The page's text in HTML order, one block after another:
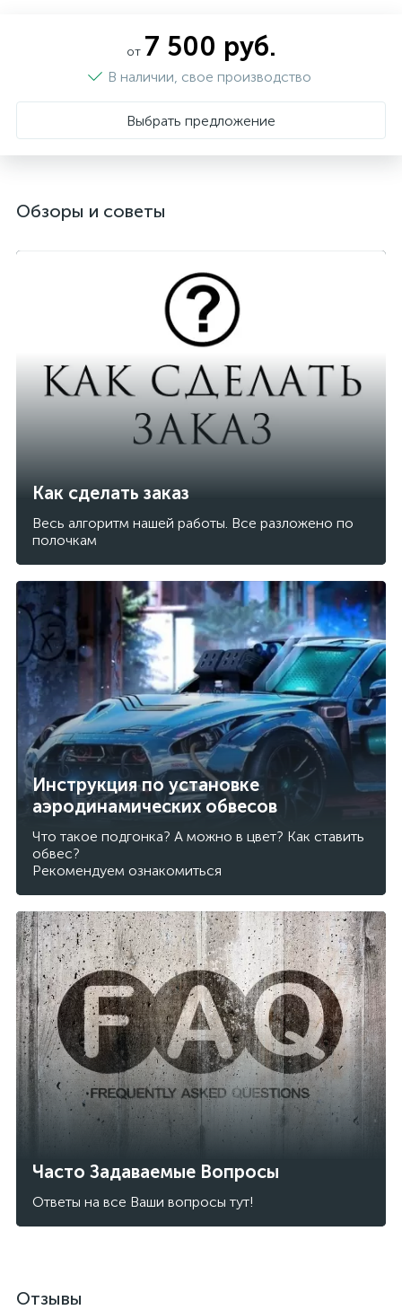
от 7 500 руб.
В наличии, свое производство
Выбрать предложение
Обзоры и советы
Как сделать заказ
Весь алгоритм нашей работы. Все разложено по
полочкам
Инструкция по установке
аэродинамических обвесов
Что такое подгонка? А можно в цвет? Как ставить
обвес?
Рекомендуем ознакомиться
Часто Задаваемые Вопросы
Ответы на все Ваши вопросы тут!
Отзывы